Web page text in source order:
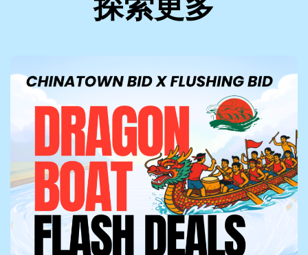
探索更多